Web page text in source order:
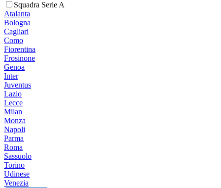
Squadra Serie A
Atalanta
Bologna
Cagliari
Como
Fiorentina
Frosinone
Genoa
Inter
Juventus
Lazio
Lecce
Milan
Monza
Napoli
Parma
Roma
Sassuolo
Torino
Udinese
Venezia